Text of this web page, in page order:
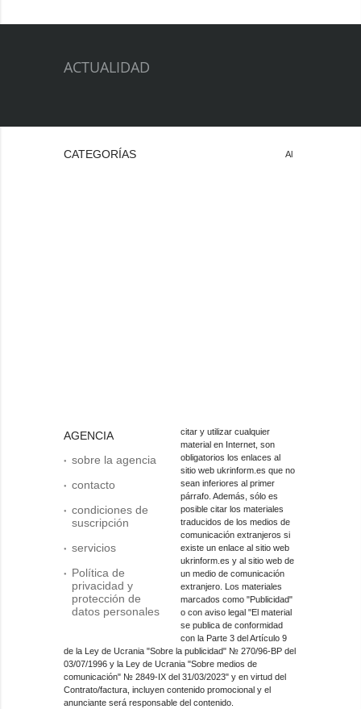
ACTUALIDAD
CATEGORÍAS
AGENCIA
sobre la agencia
contacto
condiciones de
suscripción
servicios
Política de
privacidad y
protección de
datos personales
Al
citar y utilizar cualquier
material en Internet, son
obligatorios los enlaces al
sitio web ukrinform.es que no
sean inferiores al primer
párrafo. Además, sólo es
posible citar los materiales
traducidos de los medios de
comunicación extranjeros si
existe un enlace al sitio web
ukrinform.es y al sitio web de
un medio de comunicación
extranjero. Los materiales
marcados como "Publicidad"
o con aviso legal "El material
se publica de conformidad
con la Parte 3 del Artículo 9
de la Ley de Ucrania "Sobre la publicidad" № 270/96-ВР del
03/07/1996 y la Ley de Ucrania "Sobre medios de
comunicación" № 2849-IX del 31/03/2023" y en virtud del
Contrato/factura, incluyen contenido promocional y el
anunciante será responsable del contenido.